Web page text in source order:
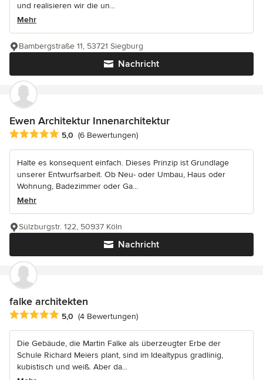
und realisieren wir die un...
Mehr
Nachricht
Bambergstraße 11, 53721 Siegburg
Ewen Architektur Innenarchitektur
Durchschnittliche Bewertung: 5 von 5 Sternen
5,0 (6 Bewertungen)
Halte es konsequent einfach. Dieses Prinzip ist Grundlage
unserer Entwurfsarbeit. Ob Neu- oder Umbau, Haus oder
Wohnung, Badezimmer oder Ga...
Mehr
Nachricht
Sülzburgstr. 122, 50937 Köln
falke architekten
Durchschnittliche Bewertung: 5 von 5 Sternen
5,0 (4 Bewertungen)
Die Gebäude, die Martin Falke als überzeugter Erbe der
Schule Richard Meiers plant, sind im Idealtypus gradlinig,
kubistisch und weiß. Aber da...